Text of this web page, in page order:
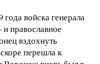
войска генерала
православное
вздохнуть
перешла к